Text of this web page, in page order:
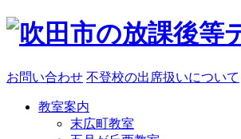
お問い合わせ 不登校の出席扱いについて
教室案内
末広町教室